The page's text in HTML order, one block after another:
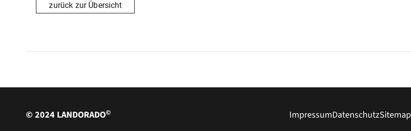
Die Vesperstube bietet Platz für 25 Personen. Bei schönem Wetter finden auf unserer Terrasse 25 – 30
zurück zur Übersicht
© 2024 LANDORADO© ImpressumDatenschutzSitemap